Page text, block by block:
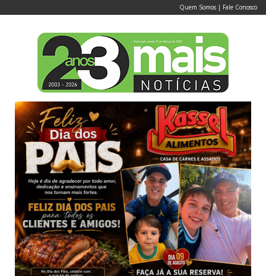
Quem Somos | Fale Conosco